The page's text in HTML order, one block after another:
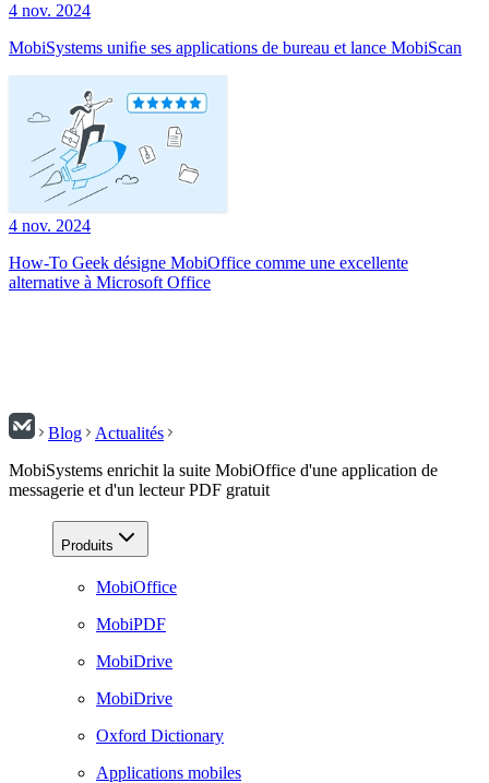
4 nov. 2024
MobiSystems uniﬁe ses applications de bureau et lance MobiScan
4 nov. 2024
How-To Geek désigne MobiOffice comme une excellente
alternative à Microsoft Office
Blog
Actualités
MobiSystems enrichit la suite MobiOffice d'une application de
messagerie et d'un lecteur PDF gratuit
Produits
MobiOffice
MobiPDF
MobiDrive
MobiDrive
Oxford Dictionary
Applications mobiles